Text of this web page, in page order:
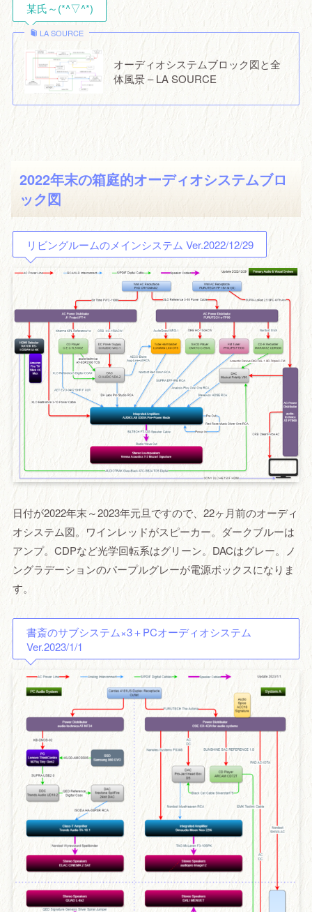
某氏～(*^▽^*)
LA SOURCE
オーディオシステムブロック図と全
体風景 – LA SOURCE
2022年末の箱庭的オーディオシステムブロ
ック図
リビングルームのメインシステム Ver.2022/12/29
日付が2022年末～2023年元旦ですので、22ヶ月前のオーディ
オシステム図。ワインレッドがスピーカー。ダークブルーは
アンプ。CDPなど光学回転系はグリーン。DACはグレー。ノ
ングラデーションのパープルグレーが電源ボックスになりま
す。
書斎のサブシステム×3＋PCオーディオシステム
Ver.2023/1/1